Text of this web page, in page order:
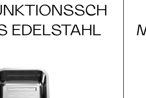
EDELSTAHL